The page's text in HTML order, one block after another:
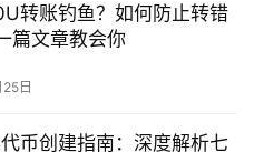
转账钓鱼？如何防止转错
篇文章教会你
日
币创建指南：深度解析七